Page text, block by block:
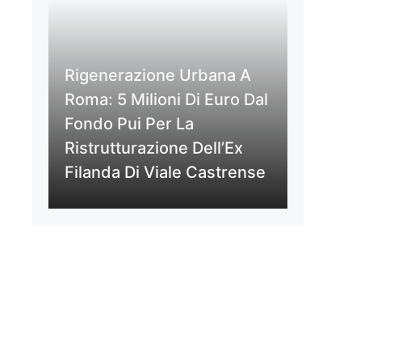
Rigenerazione Urbana A
Roma: 5 Milioni Di Euro Dal
Fondo Pui Per La
Ristrutturazione Dell’Ex
Filanda Di Viale Castrense